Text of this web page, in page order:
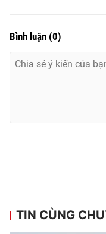
thông tin từ website này.
Bình luận (0)
TIN CÙNG